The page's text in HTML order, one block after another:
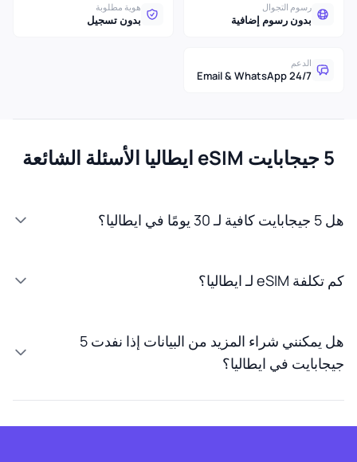
رسوم التجوال
بدون رسوم إضافية
هوية مطلوبة
بدون تسجيل
الدعم
24/7 Email & WhatsApp
5 جيجابايت eSIM ايطاليا الأسئلة الشائعة
هل 5 جيجابايت كافية لـ 30 يومًا في ايطاليا؟
كم تكلفة eSIM لـ ايطاليا؟
هل يمكنني شراء المزيد من البيانات إذا نفدت 5
جيجابايت في ايطاليا؟